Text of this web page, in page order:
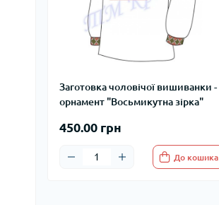
Заготовка чоловічої вишиванки -
орнамент "Восьмикутна зірка"
450.00 грн
До кошика